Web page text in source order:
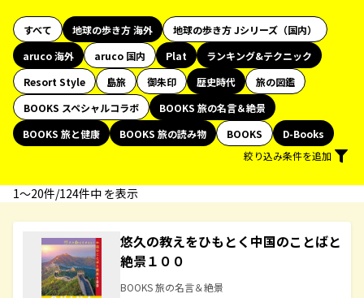
すべて 地球の歩き方 海外
地球の歩き方 Jシリーズ（国内）
aruco 海外
aruco 国内 Plat
ランキング&テクニック
Resort Style
島旅 御朱印 歴史時代
旅の図鑑
BOOKS スペシャルコラボ
BOOKS 旅の名言＆絶景
BOOKS 旅と健康
BOOKS 旅の読み物 BOOKS
D-Books
絞り込み条件を追加
1〜20件/124件中 を表示
悠久の教えをひもとく中国のことばと
絶景１００
BOOKS 旅の名言＆絶景